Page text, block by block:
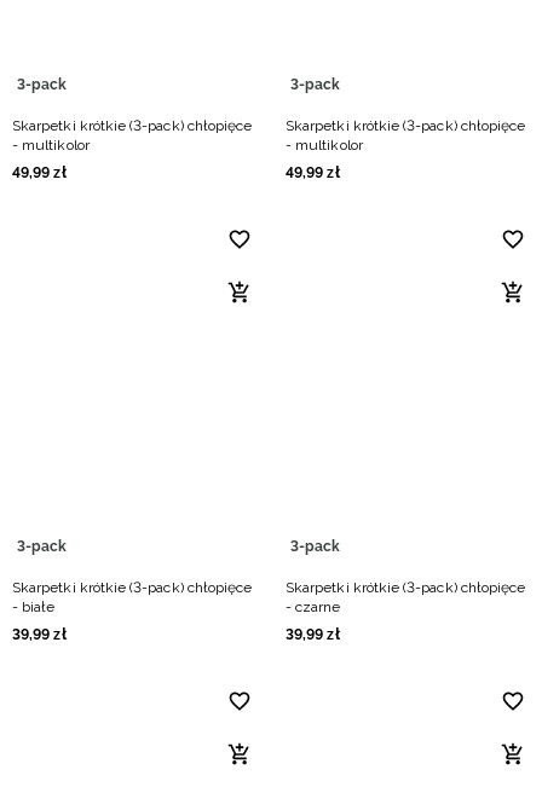
3-pack
Skarpetki krótkie (3-pack) chłopięce
- multikolor
49,99 zł
3-pack
Skarpetki krótkie (3-pack) chłopięce
- multikolor
49,99 zł
3-pack
Skarpetki krótkie (3-pack) chłopięce
- białe
39,99 zł
3-pack
Skarpetki krótkie (3-pack) chłopięce
- czarne
39,99 zł